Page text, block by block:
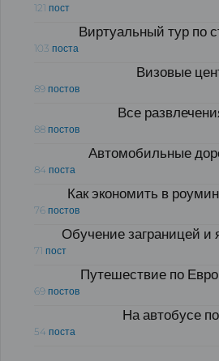
121 пост
Виртуальный тур по
103 поста
Визовые
89 постов
Все
88 постов
Автомобильные
84 поста
Как экономить в
76 постов
Обучение заграницей и
71 пост
Путешествие по
69 постов
На автобусе
54 поста